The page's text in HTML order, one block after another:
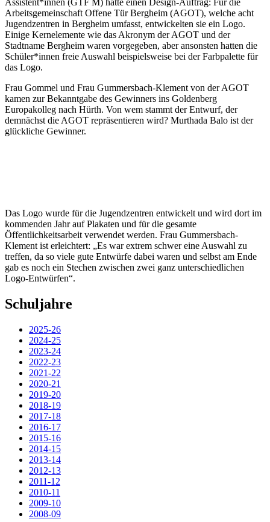
Arbeitsgemeinschaft Offene Tür Bergheim (AGOT), welche acht
Jugendzentren in Bergheim umfasst, entwickelten sie ein Logo.
Einige Kernelemente wie das Akronym der AGOT und der
Stadtname Bergheim waren vorgegeben, aber ansonsten hatten die
Schüler*innen freie Auswahl beispielsweise bei der Farbpalette für
das Logo.
Frau Gommel und Frau Gummersbach-Klement von der AGOT
kamen zur Bekanntgabe des Gewinners ins Goldenberg
Europakolleg nach Hürth. Von wem stammt der Entwurf, der
demnächst die AGOT repräsentieren wird? Murthada Balo ist der
glückliche Gewinner.
Das Logo wurde für die Jugendzentren entwickelt und wird dort im
kommenden Jahr auf Plakaten und für die gesamte
Öffentlichkeitsarbeit verwendet werden. Frau Gummersbach-
Klement ist erleichtert: „Es war extrem schwer eine Auswahl zu
treffen, da so viele gute Entwürfe dabei waren und selbst am Ende
gab es noch ein Stechen zwischen zwei ganz unterschiedlichen
Logo-Entwürfen“.
Schuljahre
2025-26
2024-25
2023-24
2022-23
2021-22
2020-21
2019-20
2018-19
2017-18
2016-17
2015-16
2014-15
2013-14
2012-13
2011-12
2010-11
2009-10
2008-09